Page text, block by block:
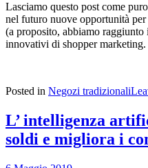
Lasciamo questo post come
nel futuro nuove opportunità
(a proposito, abbiamo
innovativi di shopper marketing.
Posted in Negozi tradizionali
L’ intelligenza
soldi e migliora i